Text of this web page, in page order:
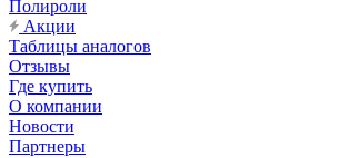
Полироли
Акции
Таблицы аналогов
Отзывы
Где купить
О компании
Новости
Партнеры